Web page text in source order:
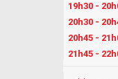
19h30 -
20h30 -
20h45 -
21h45 -